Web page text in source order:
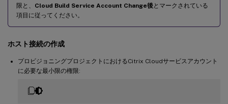
限と、 Cloud Build Service Account Change後とマークされている
項目に従ってください。
ホスト接続の作成
プロビジョニングプロジェクトにおけるCitrix Cloudサービスアカウント
に必要な最小限の権限: